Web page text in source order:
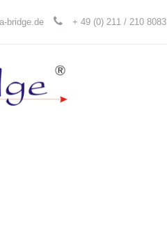
bridge.de + 49 (0) 211 / 210 8083